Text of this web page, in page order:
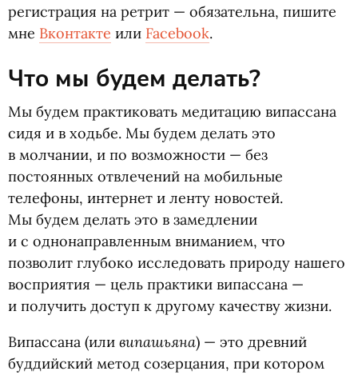
регистрация на ретрит — обязательна, пишите
мне Вконтакте или Facebook.
Что мы будем делать?
Мы будем практиковать медитацию випассана
сидя и в ходьбе. Мы будем делать это
в молчании, и по возможности — без
постоянных отвлечений на мобильные
телефоны, интернет и ленту новостей.
Мы будем делать это в замедлении
и с однонаправленным вниманием, что
позволит глубоко исследовать природу нашего
восприятия — цель практики випассана —
и получить доступ к другому качеству жизни.
Випассана (или випашьяна) — это древний
буддийский метод созерцания, при котором